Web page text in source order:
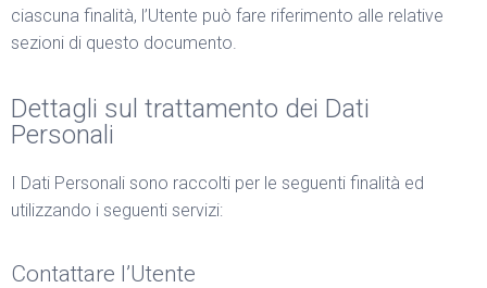
ciascuna finalità, l’Utente può fare riferimento alle relative
sezioni di questo documento.
Dettagli sul trattamento dei Dati
Personali
I Dati Personali sono raccolti per le seguenti finalità ed
utilizzando i seguenti servizi:
Contattare l’Utente